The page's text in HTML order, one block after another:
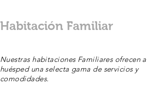
Habitación Familiar
Nuestras habitaciones Familiares ofrecen
huésped una selecta gama de servicios y
comodidades.